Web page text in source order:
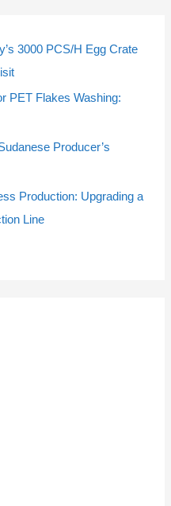
3000 PCS/H Egg Crate
PET Flakes Washing:
Producer’s
Production: Upgrading a
Line